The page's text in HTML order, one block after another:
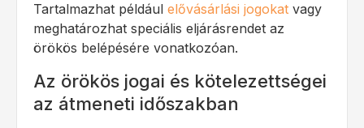
Tartalmazhat például elővásárlási jogokat vagy
meghatározhat speciális eljárásrendet az
örökös belépésére vonatkozóan.
Az örökös jogai és kötelezettségei
az átmeneti időszakban